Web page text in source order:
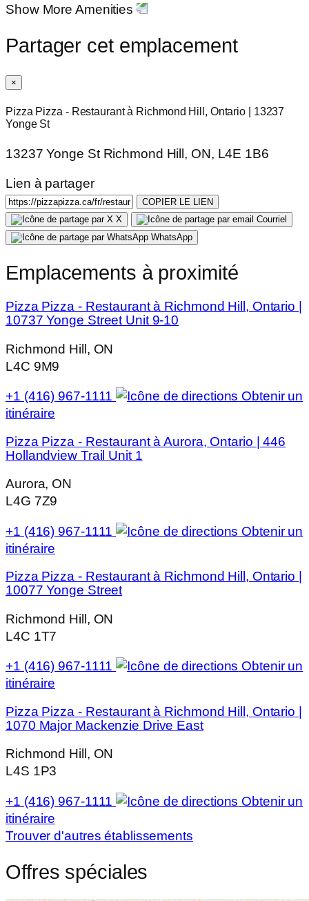
Show More Amenities
Partager cet emplacement
×
Pizza Pizza - Restaurant à Richmond Hill, Ontario | 13237
Yonge St
13237 Yonge St Richmond Hill, ON, L4E 1B6
Lien à partager
COPIER LE LIEN
X
Courriel
WhatsApp
Emplacements à proximité
Pizza Pizza - Restaurant à Richmond Hill, Ontario |
10737 Yonge Street Unit 9-10
Richmond Hill, ON
L4C 9M9
+1 (416) 967-1111
Obtenir un
itinéraire
Pizza Pizza - Restaurant à Aurora, Ontario | 446
Hollandview Trail Unit 1
Aurora, ON
L4G 7Z9
+1 (416) 967-1111
Obtenir un
itinéraire
Pizza Pizza - Restaurant à Richmond Hill, Ontario |
10077 Yonge Street
Richmond Hill, ON
L4C 1T7
+1 (416) 967-1111
Obtenir un
itinéraire
Pizza Pizza - Restaurant à Richmond Hill, Ontario |
1070 Major Mackenzie Drive East
Richmond Hill, ON
L4S 1P3
+1 (416) 967-1111
Obtenir un
itinéraire
Trouver d'autres établissements
Offres spéciales